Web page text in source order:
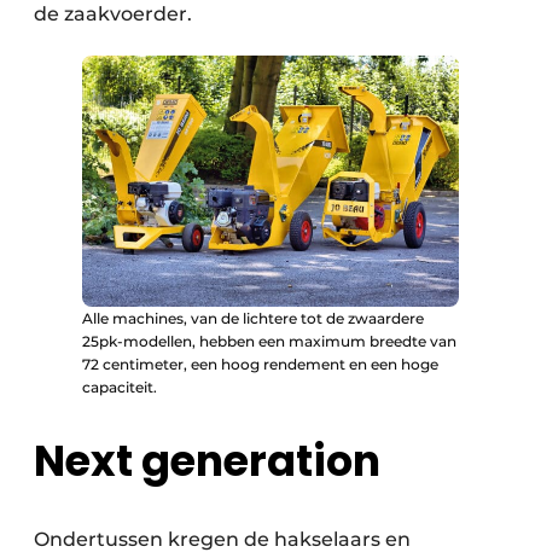
de zaakvoerder.
Alle machines, van de lichtere tot de zwaardere
25pk-modellen, hebben een maximum breedte van
72 centimeter, een hoog rendement en een hoge
capaciteit.
Next generation
Ondertussen kregen de hakselaars en